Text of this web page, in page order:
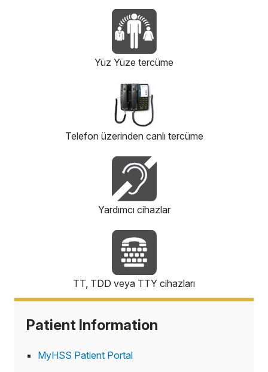
Yüz Yüze tercüme
Telefon üzerinden canlı tercüme
Yardımcı cihazlar
TT, TDD veya TTY cihazları
Patient Information
MyHSS Patient Portal